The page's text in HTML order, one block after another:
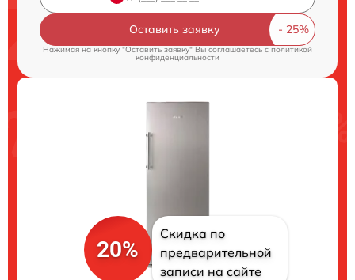
Оставить заявку
Нажимая на кнопку "Оставить заявку" Вы соглашаетесь cполитикой
конфиденциальности
20%
Скидка по
предварительной
записи на сайте